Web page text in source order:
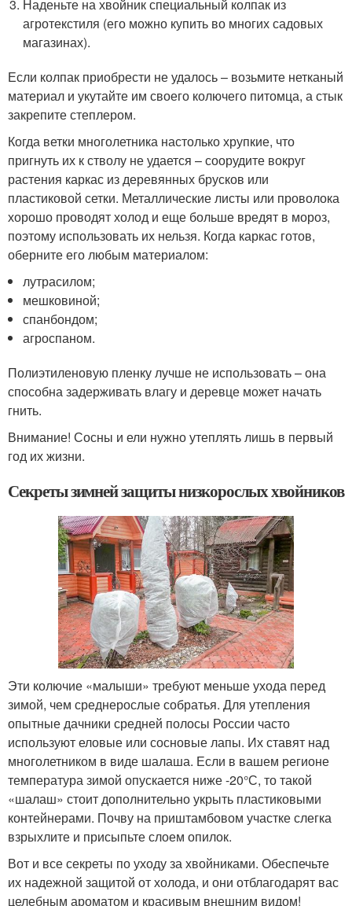
Наденьте на хвойник специальный колпак из
агротекстиля (его можно купить во многих садовых
магазинах).
Если колпак приобрести не удалось – возьмите нетканый
материал и укутайте им своего колючего питомца, а стык
закрепите степлером.
Когда ветки многолетника настолько хрупкие, что
пригнуть их к стволу не удается – соорудите вокруг
растения каркас из деревянных брусков или
пластиковой сетки. Металлические листы или проволока
хорошо проводят холод и еще больше вредят в мороз,
поэтому использовать их нельзя. Когда каркас готов,
оберните его любым материалом:
лутрасилом;
мешковиной;
спанбондом;
агроспаном.
Полиэтиленовую пленку лучше не использовать – она
способна задерживать влагу и деревце может начать
гнить.
Внимание! Сосны и ели нужно утеплять лишь в первый
год их жизни.
Секреты зимней защиты низкорослых хвойников
Эти колючие «малыши» требуют меньше ухода перед
зимой, чем среднерослые собратья. Для утепления
опытные дачники средней полосы России часто
используют еловые или сосновые лапы. Их ставят над
многолетником в виде шалаша. Если в вашем регионе
температура зимой опускается ниже -20°С, то такой
«шалаш» стоит дополнительно укрыть пластиковыми
контейнерами. Почву на приштамбовом участке слегка
взрыхлите и присыпьте слоем опилок.
Вот и все секреты по уходу за хвойниками. Обеспечьте
их надежной защитой от холода, и они отблагодарят вас
целебным ароматом и красивым внешним видом!